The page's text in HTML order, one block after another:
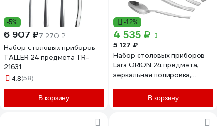
-5%
6 907 ₽7 270 ₽
Набор столовых приборов
TALLER 24 предмета TR-
21631
4.8(58)
В корзину
-12%
4 535 ₽
5 127 ₽
Набор столовых приборов
Lara ORION 24 предмета,
зеркальная полировка,
стейка LR10-14/24
В корзину